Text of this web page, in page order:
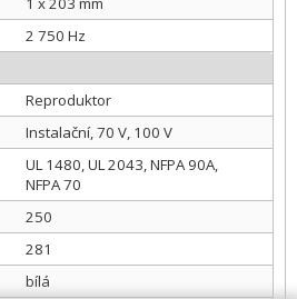
2 750 Hz
Reproduktor
Instalační, 70 V, 100 V
UL 1480, UL 2043, NFPA 90A,
NFPA 70
250
281
bílá